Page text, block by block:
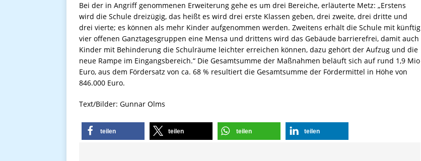
Bei der in Angriff genommenen Erweiterung gehe es um drei Bereiche, erläuterte Metz: „Erstens
wird die Schule dreizügig, das heißt es wird drei erste Klassen geben, drei zweite, drei dritte und
drei vierte; es können als mehr Kinder aufgenommen werden. Zweitens erhält die Schule mit künftig
vier offenen Ganztagesgruppen eine Mensa und drittens wird das Gebäude barrierefrei, damit auch
Kinder mit Behinderung die Schulräume leichter erreichen können, dazu gehört der Aufzug und die
neue Rampe im Eingangsbereich.“ Die Gesamtsumme der Maßnahmen beläuft sich auf rund 1,9 Mio
Euro, aus dem Fördersatz von ca. 68 % resultiert die Gesamtsumme der Fördermittel in Höhe von
846.000 Euro.
Text/Bilder: Gunnar Olms
teilen teilen teilen teilen